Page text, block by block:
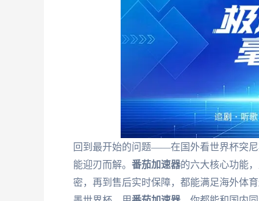
回到最开始的问题——在国外看世界杯突
能迎刃而解。 番茄加速器的六大核心功能
密，再到售后实时保障，都能满足海外体